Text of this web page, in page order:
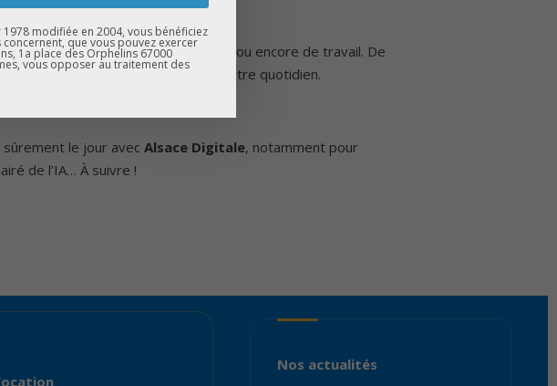
d’éducation, de culture, de santé ou encore de travail. De
ces technologies qui façonnent notre quotidien.
le jour avec Alsace Digitale, notamment pour
de l’IA… À suivre !
Nos actualités
modifiée en 2004, vous bénéficiez
que vous pouvez exercer
1a place des Orphelins 67000
vous opposer au traitement des